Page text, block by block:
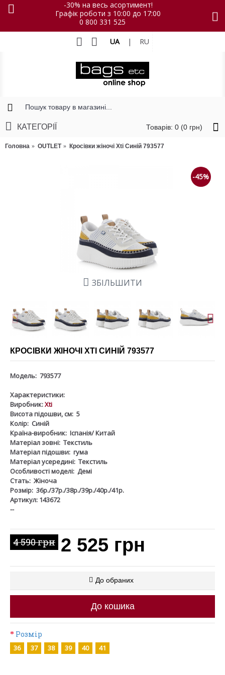
-30% на весь асортимент!
Графік роботи з 10:00 до 17:00
0 800 331 525
UA | RU
Товарів: 0 (0 грн)
КАТЕГОРІЇ
Головна OUTLET Кросівки жіночі Xti Синій 793577
-45%
ЗБІЛЬШИТИ
КРОСІВКИ ЖІНОЧІ XTI СИНІЙ 793577
Модель: 793577
Характеристики:
Виробник:Xti
Висота підошви, см: 5
Колір: Синій
Країна-виробник: Іспанія/ Китай
Матеріал зовні: Текстиль
Матеріал підошви: гума
Матеріал усередині: Текстиль
Особливості моделі: Демі
Стать: Жіноча
Розмір: 36р./37р./38р./39р./40р./41р.
Артикул: 143672
--
4 590 грн 2 525 грн
До обраних
До кошика
Розмір
36 37 38 39 40 41